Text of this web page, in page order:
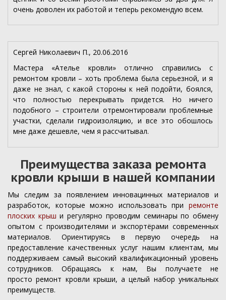
очень доволен их работой и теперь рекомендую всем.
Сергей Николаевич П., 20.06.2016
Мастера «Ателье кровли» отлично справились с
ремонтом кровли – хоть проблема была серьезной, и я
даже не знал, с какой стороны к ней подойти, боялся,
что полностью перекрывать придется. Но ничего
подобного – строители отремонтировали проблемные
участки, сделали гидроизоляцию, и все это обошлось
мне даже дешевле, чем я рассчитывал.
Преимущества заказа ремонта
кровли крыши в нашей компании
Мы следим за появлением инновацинных материалов и
разработок, которые можно использовать при ремонте
плоских крыш и регулярно проводим семинары по обмену
опытом с производителями и экспортёрами современных
материалов. Ориентируясь в первую очередь на
предоставление качественных услуг нашим клиентам, мы
поддерживаем самый высокий квалификационный уровень
сотрудников. Обращаясь к нам, Вы получаете не
просто ремонт кровли крыши, а целый набор уникальных
преимуществ.